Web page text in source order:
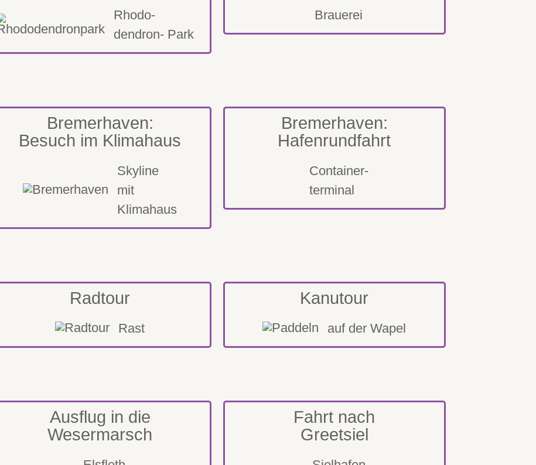
Rhodo-
dendron- Park
Brauerei
Bremerhaven:
Besuch im Klimahaus
Skyline
mit
Klimahaus
Bremerhaven:
Hafenrundfahrt
Container-
terminal
Radtour
Rast
Kanutour
auf der Wapel
Ausflug in die
Wesermarsch
Fahrt nach
Greetsiel